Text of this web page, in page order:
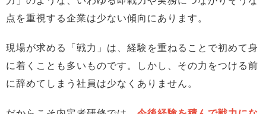
点を重視する企業は少ない傾向にあります。
現場が求める「戦力」は、経験を重ねることで初めて身
に着くことも多いものです。しかし、その力をつける前
に辞めてしまう社員は少なくありません。